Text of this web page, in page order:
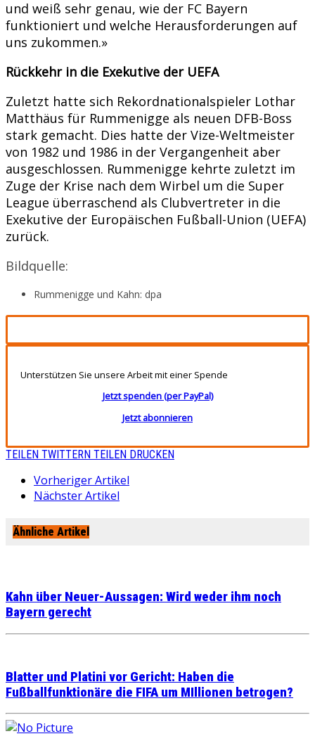
und weiß sehr genau, wie der FC Bayern
funktioniert und welche Herausforderungen auf
uns zukommen.»
Rückkehr in die Exekutive der UEFA
Zuletzt hatte sich Rekordnationalspieler Lothar
Matthäus für Rummenigge als neuen DFB-Boss
stark gemacht. Dies hatte der Vize-Weltmeister
von 1982 und 1986 in der Vergangenheit aber
ausgeschlossen. Rummenigge kehrte zuletzt im
Zuge der Krise nach dem Wirbel um die Super
League überraschend als Clubvertreter in die
Exekutive der Europäischen Fußball-Union (UEFA)
zurück.
Bildquelle:
Rummenigge und Kahn: dpa
Unterstützen Sie unsere Arbeit mit einer Spende
Jetzt spenden (per PayPal)
Jetzt abonnieren
TEILEN TWITTERN TEILEN DRUCKEN
Vorheriger Artikel
Nächster Artikel
Ähnliche Artikel
Kahn über Neuer-Aussagen: Wird weder ihm noch
Bayern gerecht
Blatter und Platini vor Gericht: Haben die
Fußballfunktionäre die FIFA um MIllionen betrogen?